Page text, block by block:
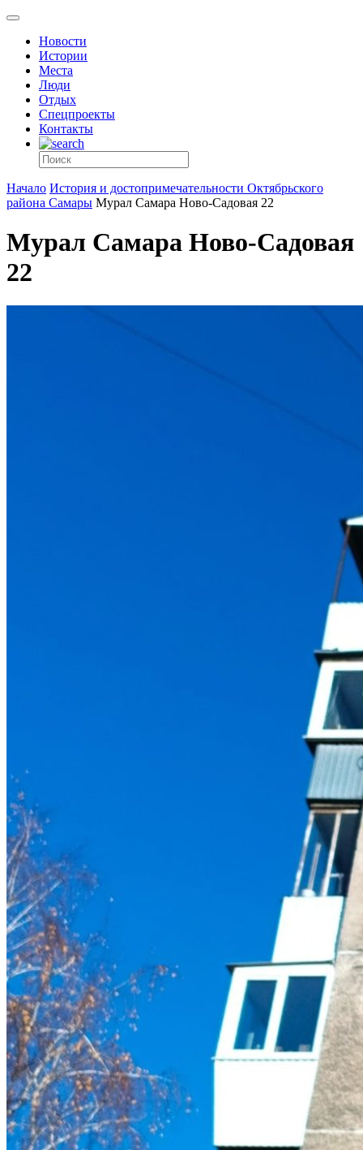
Новости
Истории
Места
Люди
Отдых
Спецпроекты
Контакты
Начало История и достопримечательности Октябрьского
района Самары Мурал Самара Ново-Садовая 22
Мурал Самара Ново-Садовая
22